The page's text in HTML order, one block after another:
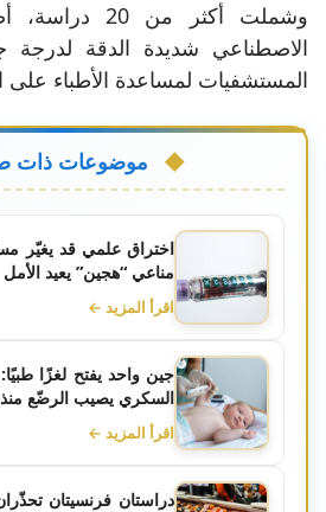
وشملت أكثر من
الاصطناعي شديدة الدقة
المستشفيات لمساعدة الأطباء على
موضوعات ذات
اختراق علمي قد يغيّر
مناعي “هجين” يعيد الأمل
اقرأ المزيد ←
جين واحد يفتح لغزًا
السكري يصيب الرضّع منذ
اقرأ المزيد ←
دراستان فرنسيتان